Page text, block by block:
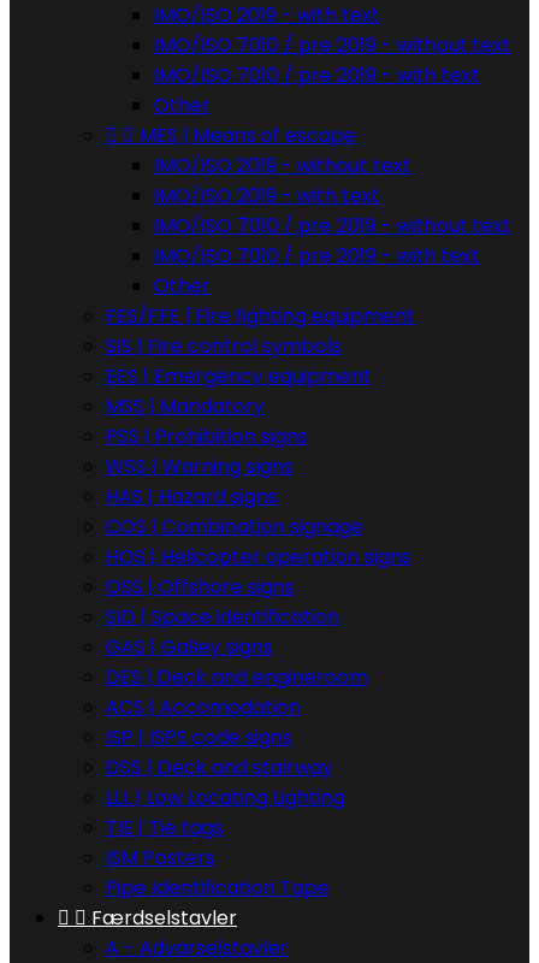
IMO/ISO 2019 - with text
IMO/ISO 7010 / pre 2019 - without text
IMO/ISO 7010 / pre 2019 - with text
Other
  MES | Means of escape
IMO/ISO 2019 - without text
IMO/ISO 2019 - with text
IMO/ISO 7010 / pre 2019 - without text
IMO/ISO 7010 / pre 2019 - with text
Other
FES/FFE | Fire fighting equipment
SIS | Fire control symbols
EES | Emergency equipment
MSS | Mandatory
PSS | Prohibition signs
WSS | Warning signs
HAS | Hazard signs
COS | Combination signage
HOS | Helicopter operation signs
OSS | Offshore signs
SID | Space identification
GAS | Galley signs
DES | Deck and engineroom
ACS | Accomodation
ISP | ISPS code signs
DSS | Deck and stairway
LLL | Low Locating Lighting
TIE | Tie tags
ISM Posters
Pipe Identification Tape
  Færdselstavler
A - Advarselstavler